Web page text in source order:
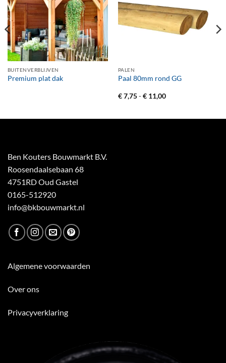
BUITENVERBLIJVEN
Premium plat dak
PALEN
Paal 80mm rond GG
€7,75 - €11,00Prijsklasse:
Ben Kouters Bouwmarkt B.V.
Roosendaalsebaan 68
4751RD Oud Gastel
0165-512920
info@bkbouwmarkt.nl
Algemene voorwaarden
Over ons
Privacyverklaring